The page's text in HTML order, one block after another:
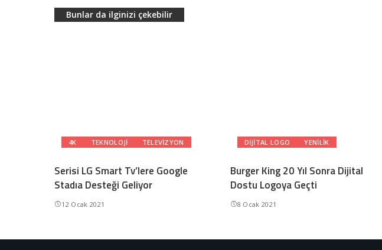
Bunlar da ilginizi çekebilir
4K TEKNOLOJI TELEVIZYON
Serisi LG Smart Tv’lere Google
Stadıa Desteği Geliyor
12 Ocak 2021
DIJITAL LOGO YENILIK
Burger King 20 Yıl Sonra Dijital
Dostu Logoya Geçti
8 Ocak 2021